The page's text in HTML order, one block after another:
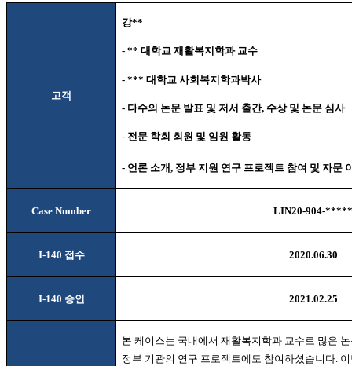
고객
강**
- **대학교 재활복지학과 교수
- ***대학교 사회복지학과박사
- 다수의 논문 발표 및 저서 출간, 수상 및 논문 심사
- 전문 학회 회원 및 임원 활동
- 언론 소개, 정부 지원 연구 프로젝트 참여 및 자문
Case Number LIN20-904-*****
I-140 접수 2020.06.30
I-140 승인 2021.02.25
본 케이스는 국내에서 재활복지학과 교수로 많은
정부 기관의 연구 프로젝트에도 참여하셨습니다.